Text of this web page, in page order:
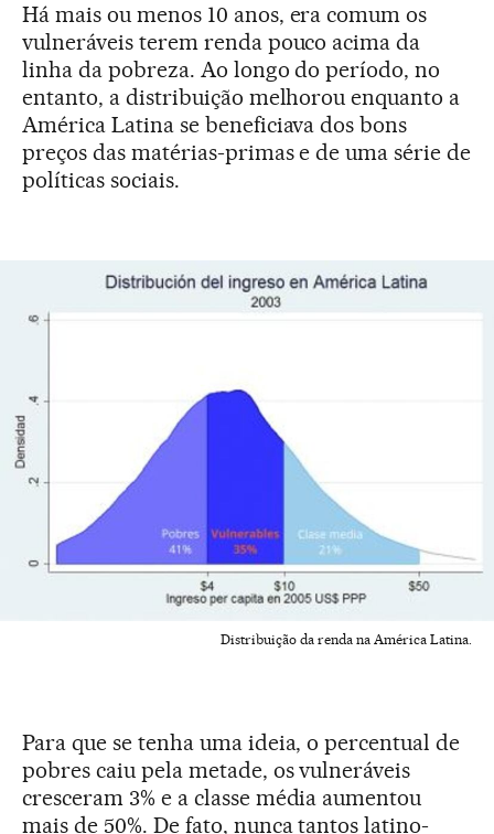
Há mais ou menos 10 anos, era comum os
vulneráveis terem renda pouco acima da
linha da pobreza. Ao longo do período, no
entanto, a distribuição melhorou enquanto a
América Latina se beneficiava dos bons
preços das matérias-primas e de uma série de
políticas sociais.
Distribuição da renda na América Latina.
Para que se tenha uma ideia, o percentual de
pobres caiu pela metade, os vulneráveis
cresceram 3% e a classe média aumentou
mais de 50%. De fato, nunca tantos latino-